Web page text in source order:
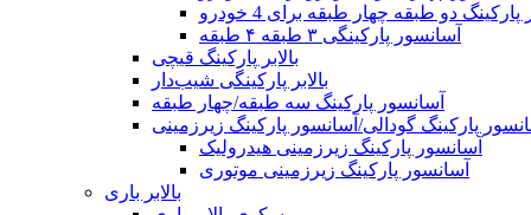
دو طبقه چهار طبقه برای 4 خودرو
آسانسور پارکینگی ۳ طبقه ۴ طبقه
بالابر پارکینگ قیچی
بالابر پارکینگی شیب‌دار
آسانسور پارکینگ سه طبقه/چهار طبقه
پارکینگ گودالی/آسانسور پارکینگ زیرزمینی
آسانسور پارکینگ زیرزمینی هیدرولیک
آسانسور پارکینگ زیرزمینی موتوری
بالابر باری